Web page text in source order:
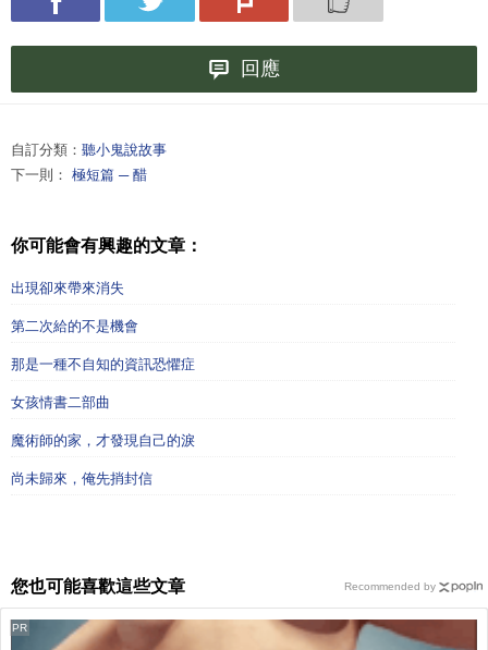
回應
自訂分類： 聽小鬼說故事
下一則： 極短篇 ─ 醋
你可能會有興趣的文章：
出現卻來帶來消失
第二次給的不是機會
那是一種不自知的資訊恐懼症
女孩情書二部曲
魔術師的家，才發現自己的淚
尚未歸來，俺先捎封信
您也可能喜歡這些文章
PR
Recommended by